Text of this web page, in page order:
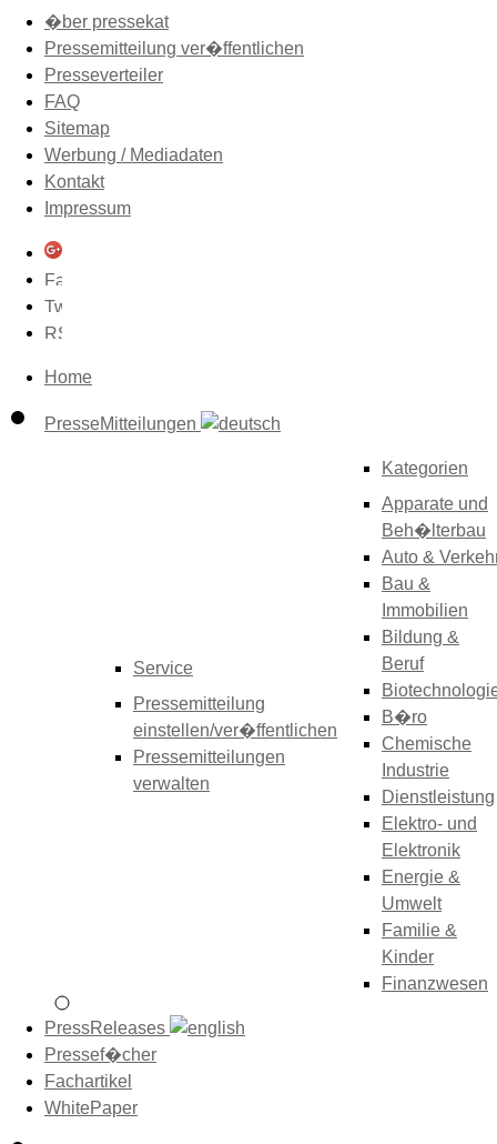
�ber pressekat
Pressemitteilung ver�ffentlichen
Presseverteiler
FAQ
Sitemap
Werbung / Mediadaten
Kontakt
Impressum
Home
PresseMitteilungen
Service
Pressemitteilung
einstellen/ver�ffentlichen
Pressemitteilungen
verwalten
Kategorien
Apparate und
Beh�lterbau
Auto &
Bau &
Immobilien
Bildung &
Beruf
B�ro
Chemische
Industrie
Dienstleistung
Elektro- und
Elektronik
Energie &
Umwelt
Familie &
Kinder
Finanzwesen
PressReleases
Pressef�cher
Fachartikel
WhitePaper